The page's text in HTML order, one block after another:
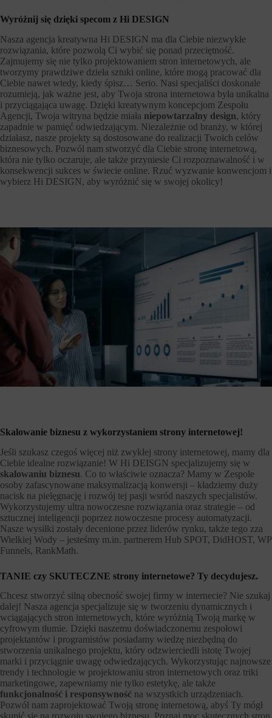
Wyróżnij się dzięki specom z Hi DESIGN
Nasza agencja kreatywna Hi DESIGN ma dla Ciebie niezwykłe
rozwiązania, które pozwolą Ci wybić się ponad przeciętność.
Zajmujemy się nie tylko projektowaniem stron internetowych, ale
tworzymy prawdziwe dzieła sztuki online, które mogą pracować dla
Ciebie nawet wtedy, kiedy śpisz… Serio. Nasi specjaliści doskonale
rozumieją, jak ważne jest, aby Twoja strona internetowa była unikalna
i przyciągająca uwagę. Dzięki kreatywnym koncepcjom Zespołu
Agencji, Twoja witryna będzie miała niepowtarzalny design, który
zapadnie w pamięć odwiedzającym. Niezależnie od branży, w której
działasz, nasze projekty są dostosowane do realizacji Twoich celów
biznesowych. Pozwól nam stworzyć dla Ciebie stronę internetową,
która nie tylko oczaruje, ale także przyniesie Ci rozpoznawalność i w
konsekwencji sukces w świecie online. Rzuć wyzwanie konwencjom i
wybierz Hi DESIGN, aby wyróżnić się w swojej okolicy!
Skalowanie biznesu z wykorzystaniem strony internetowej!
Jeśli szukasz czegoś więcej niż zwykłej strony internetowej, mamy dla
Ciebie idealne rozwiązanie! W Hi DEISGN specjalizujemy się w
skalowaniu biznesu. Co to właściwie oznacza? Mamy w Zespole
osoby zafascynowane maksymalizacją konwersji – kładziemy duży
nacisk na pielęgnację i rozwój tej pasji wsród naszych specjalistów.
Wykorzystujemy ultra nowoczesne rozwiązania oraz strategie – od
sztucznej inteligencji poprzez nowoczesne procesy automatyzacji.
Nasze wysiłki zostały decenione przez liderów rynku, także tego zza
Wielkiej Wody – jesteśmy m.in. partnerem Hub SPOT, DidHOST, WP
Funnels, RankMath.
TANIE czy SKUTECZNE strony internetowe? Ty decydujesz.
Chcesz stworzyć silną obecność swojej firmy w internecie? Nie szukaj
dalej! Nasza agencja specjalizuje się w tworzeniu dynamicznych i
wciągających stron internetowych, które wyróżnią Twoją markę w
cyfrowym tłumie. Dzięki naszemu doświadczonemu zespołowi
projektantów i programistów posiadamy wiedzę niezbędną do
stworzenia unikalnego projektu, który odzwierciedli istotę Twojej
marki i przyciągnie uwagę odwiedzających. Wykorzystując najnowsze
trendy i technologie w projektowaniu stron internetowych oraz triki
marketingowe, zapewniamy nie tylko estetykę, ale także
funkcjonalność i responsywność na wszystkich urządzeniach.
Pozwól nam zaprojektować Twoją stronę internetową, abyś Ty mógł